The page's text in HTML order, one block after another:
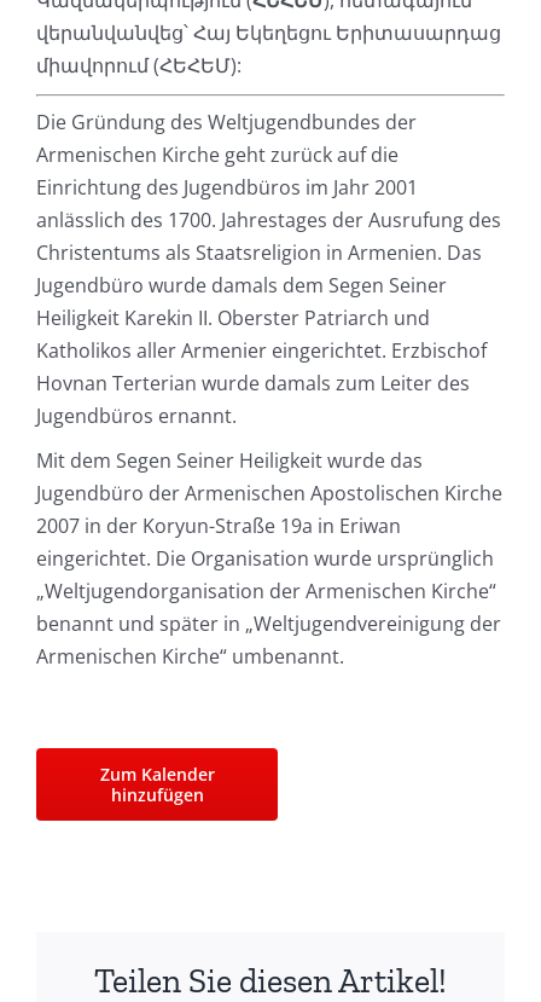
վերանվանվեց՝ Հայ Եկեղեցու Երիտասարդաց
միավորում (ՀԵՀԵՄ):
Die Gründung des Weltjugendbundes der
Armenischen Kirche geht zurück auf die
Einrichtung des Jugendbüros im Jahr 2001
anlässlich des 1700. Jahrestages der Ausrufung des
Christentums als Staatsreligion in Armenien. Das
Jugendbüro wurde damals dem Segen Seiner
Heiligkeit Karekin II. Oberster Patriarch und
Katholikos aller Armenier eingerichtet. Erzbischof
Hovnan Terterian wurde damals zum Leiter des
Jugendbüros ernannt.
Mit dem Segen Seiner Heiligkeit wurde das
Jugendbüro der Armenischen Apostolischen Kirche
2007 in der Koryun-Straße 19a in Eriwan
eingerichtet. Die Organisation wurde ursprünglich
„Weltjugendorganisation der Armenischen Kirche“
benannt und später in „Weltjugendvereinigung der
Armenischen Kirche“ umbenannt.
Zum Kalender
hinzufügen
Teilen Sie diesen Artikel!